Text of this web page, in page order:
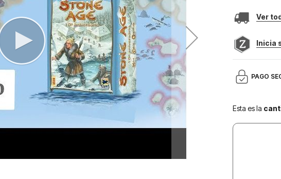
Ver
Inicia
PAGO
Esta es la